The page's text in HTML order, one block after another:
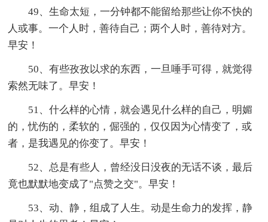
49、生命太短，一分钟都不能留给那些让你不快的
人或事。一个人时，善待自己；两个人时，善待对方。
早安！
50、有些孜孜以求的东西，一旦唾手可得，就觉得
索然无味了。早安！
51、什么样的心情，就会遇见什么样的自己，明媚
的，忧伤的，柔软的，倔强的，仅仅因为心情变了，或
者，是我遇见的你变了。早安！
52、总是有些人，曾经没日没夜的无话不谈，最后
竟也默默地变成了"点赞之交"。早安！
53、动、静，组成了人生。动是生命力的发挥，静